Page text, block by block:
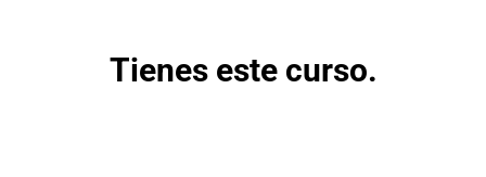
Tienes este curso.